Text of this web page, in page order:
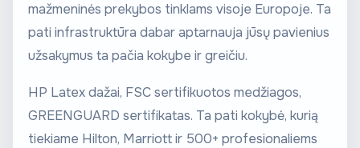
mažmeninės prekybos tinklams visoje Europoje. Ta
pati infrastruktūra dabar aptarnauja jūsų pavienius
užsakymus ta pačia kokybe ir greičiu.
HP Latex dažai, FSC sertifikuotos medžiagos,
GREENGUARD sertifikatas. Ta pati kokybė, kurią
tiekiame Hilton, Marriott ir 500+ profesionaliems